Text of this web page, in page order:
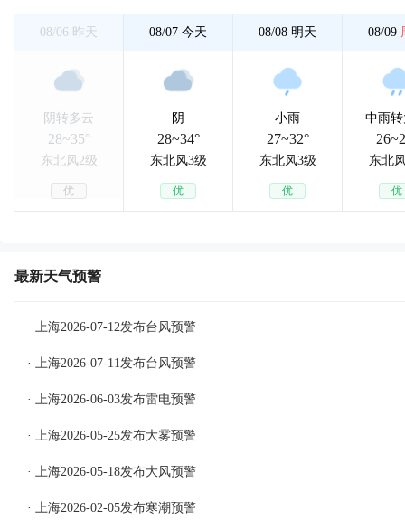
08/06 昨天
阴转多云
28~35°
东北风2级
优
08/07 今天
阴
28~34°
东北风3级
优
08/08 明天
小雨
27~32°
东北风3级
优
08/09
中雨
东北
优
最新天气预警
· 上海2026-07-12发布台风预警
· 上海2026-07-11发布台风预警
· 上海2026-06-03发布雷电预警
· 上海2026-05-25发布大雾预警
· 上海2026-05-18发布大风预警
· 上海2026-02-05发布寒潮预警